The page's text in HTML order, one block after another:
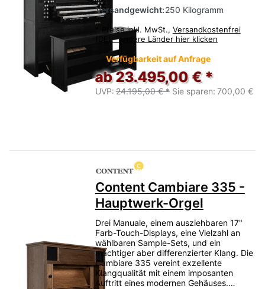
Versandgewicht:250 Kilogramm
Preise inkl. MwSt., Versandkostenfrei
(DE) - andere Länder hier klicken
Verfügbarkeit auf Anfrage
ab 23.495,00 € *
UVP: 24.195,00 € * Sie sparen: 700,00 €
Content Cambiare 335 -
Hauptwerk-Orgel
Drei Manuale, einem ausziehbaren 17"
Farb-Touch-Displays, eine Vielzahl an
wählbaren Sample-Sets, und ein
mächtiger aber differenzierter Klang. Die
Cambiare 335 vereint exzellente
Klangqualität mit einem imposanten
Auftritt eines modernen Gehäuses.…